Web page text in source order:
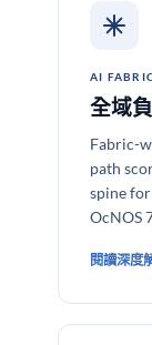
AI
全域
Fabric-
path
spine
OcNOS
閱讀深度